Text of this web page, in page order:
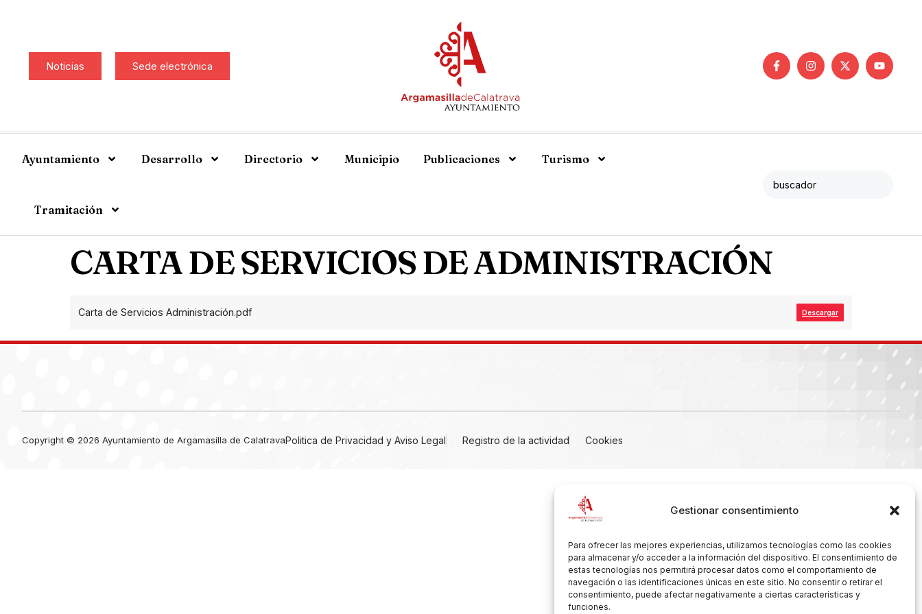
Gestionar consentimiento
Para ofrecer las mejores experiencias, utilizamos tecnologías como las cookies
para almacenar y/o acceder a la información del dispositivo. El consentimiento de
estas tecnologías nos permitirá procesar datos como el comportamiento de
navegación o las identificaciones únicas en este sitio. No consentir o retirar el
consentimiento, puede afectar negativamente a ciertas características y
funciones.
Noticias Sede electrónica
Ayuntamiento Desarrollo Directorio Municipio Publicaciones Turismo
Tramitación
CARTA DE SERVICIOS DE ADMINISTRACIÓN
Carta de Servicios Administración.pdf Descargar
Copyright © 2026 Ayuntamiento de Argamasilla de CalatravaPolitica de Privacidad y Aviso Legal Registro de la actividad Cookies